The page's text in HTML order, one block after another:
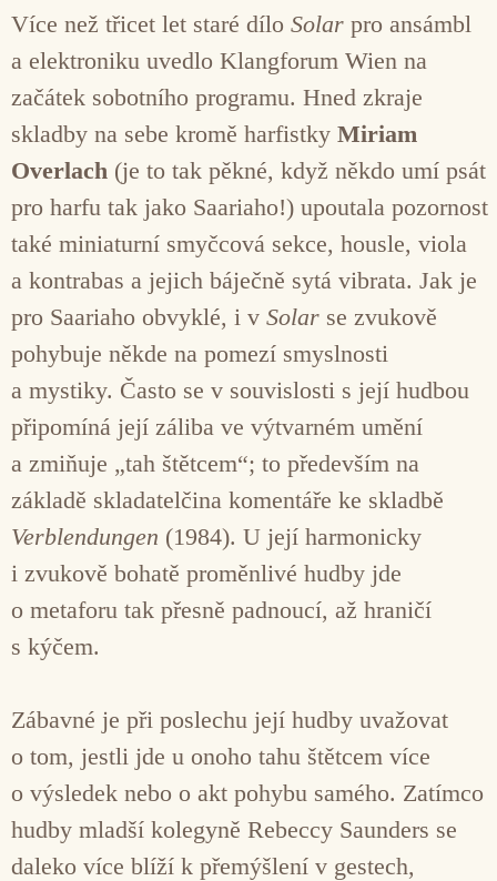
Více než třicet let staré dílo Solar pro ansámbl
a elektroniku uvedlo Klangforum Wien na
začátek sobotního programu. Hned zkraje
skladby na sebe kromě harfistky Miriam
Overlach (je to tak pěkné, když někdo umí psát
pro harfu tak jako Saariaho!) upoutala pozornost
také miniaturní smyčcová sekce, housle, viola
a kontrabas a jejich báječně sytá vibrata. Jak je
pro Saariaho obvyklé, i v Solar se zvukově
pohybuje někde na pomezí smyslnosti
a mystiky. Často se v souvislosti s její hudbou
připomíná její záliba ve výtvarném umění
a zmiňuje „tah štětcem“; to především na
základě skladatelčina komentáře ke skladbě
Verblendungen (1984). U její harmonicky
i zvukově bohatě proměnlivé hudby jde
o metaforu tak přesně padnoucí, až hraničí
s kýčem.
Zábavné je při poslechu její hudby uvažovat
o tom, jestli jde u onoho tahu štětcem více
o výsledek nebo o akt pohybu samého. Zatímco
hudby mladší kolegyně Rebeccy Saunders se
daleko více blíží k přemýšlení v gestech,